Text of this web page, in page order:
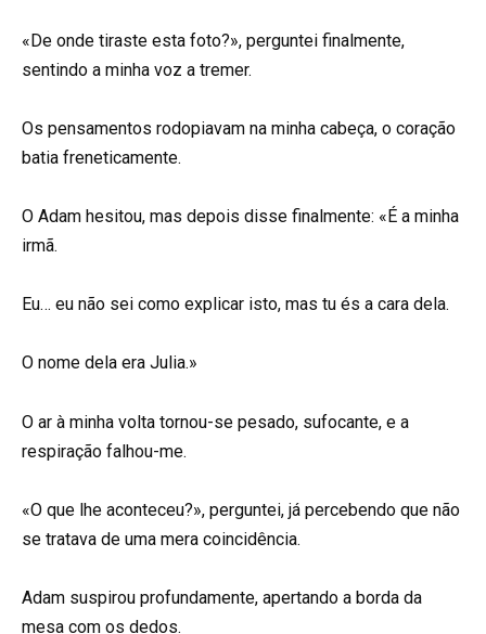
«De onde tiraste esta foto?», perguntei finalmente,
sentindo a minha voz a tremer.
Os pensamentos rodopiavam na minha cabeça, o coração
batia freneticamente.
O Adam hesitou, mas depois disse finalmente: «É a minha
irmã.
Eu… eu não sei como explicar isto, mas tu és a cara dela.
O nome dela era Julia.»
O ar à minha volta tornou-se pesado, sufocante, e a
respiração falhou-me.
«O que lhe aconteceu?», perguntei, já percebendo que não
se tratava de uma mera coincidência.
Adam suspirou profundamente, apertando a borda da
mesa com os dedos.